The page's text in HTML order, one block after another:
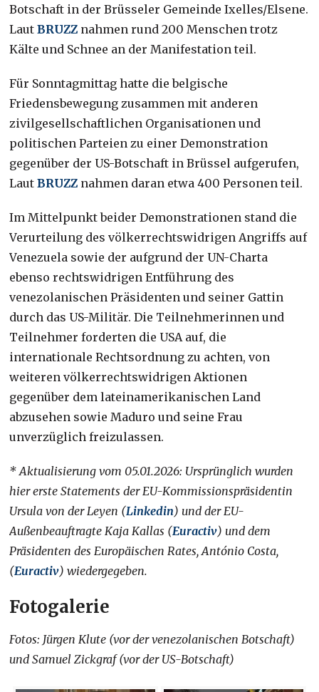
Botschaft in der Brüsseler Gemeinde Ixelles/Elsene.
LautBRUZZ nahmen rund 200 Menschen trotz
Kälte und Schnee an der Manifestation teil.
Für Sonntagmittag hatte die belgische
Friedensbewegung zusammen mit anderen
zivilgesellschaftlichen Organisationen und
politischen Parteien zu einer Demonstration
gegenüber der US-Botschaft in Brüssel aufgerufen,
LautBRUZZ nahmen daran etwa 400 Personen teil.
Im Mittelpunkt beider Demonstrationen stand die
Verurteilung des völkerrechtswidrigen Angriffs auf
Venezuela sowie der aufgrund der UN-Charta
ebenso rechtswidrigen Entführung des
venezolanischen Präsidenten und seiner Gattin
durch das US-Militär. Die Teilnehmerinnen und
Teilnehmer forderten die USA auf, die
internationale Rechtsordnung zu achten, von
weiteren völkerrechtswidrigen Aktionen
gegenüber dem lateinamerikanischen Land
abzusehen sowie Maduro und seine Frau
unverzüglich freizulassen.
* Aktualisierung vom 05.01.2026: Ursprünglich wurden
hier erste Statements der EU-Kommissionspräsidentin
Ursula von der Leyen (Linkedin) und der EU-
Außenbeauftragte Kaja Kallas (Euractiv) und dem
Präsidenten des Europäischen Rates, António Costa,
(Euractiv) wiedergegeben.
Fotogalerie
Fotos: Jürgen Klute (vor der venezolanischen Botschaft)
und Samuel Zickgraf (vor der US-Botschaft)